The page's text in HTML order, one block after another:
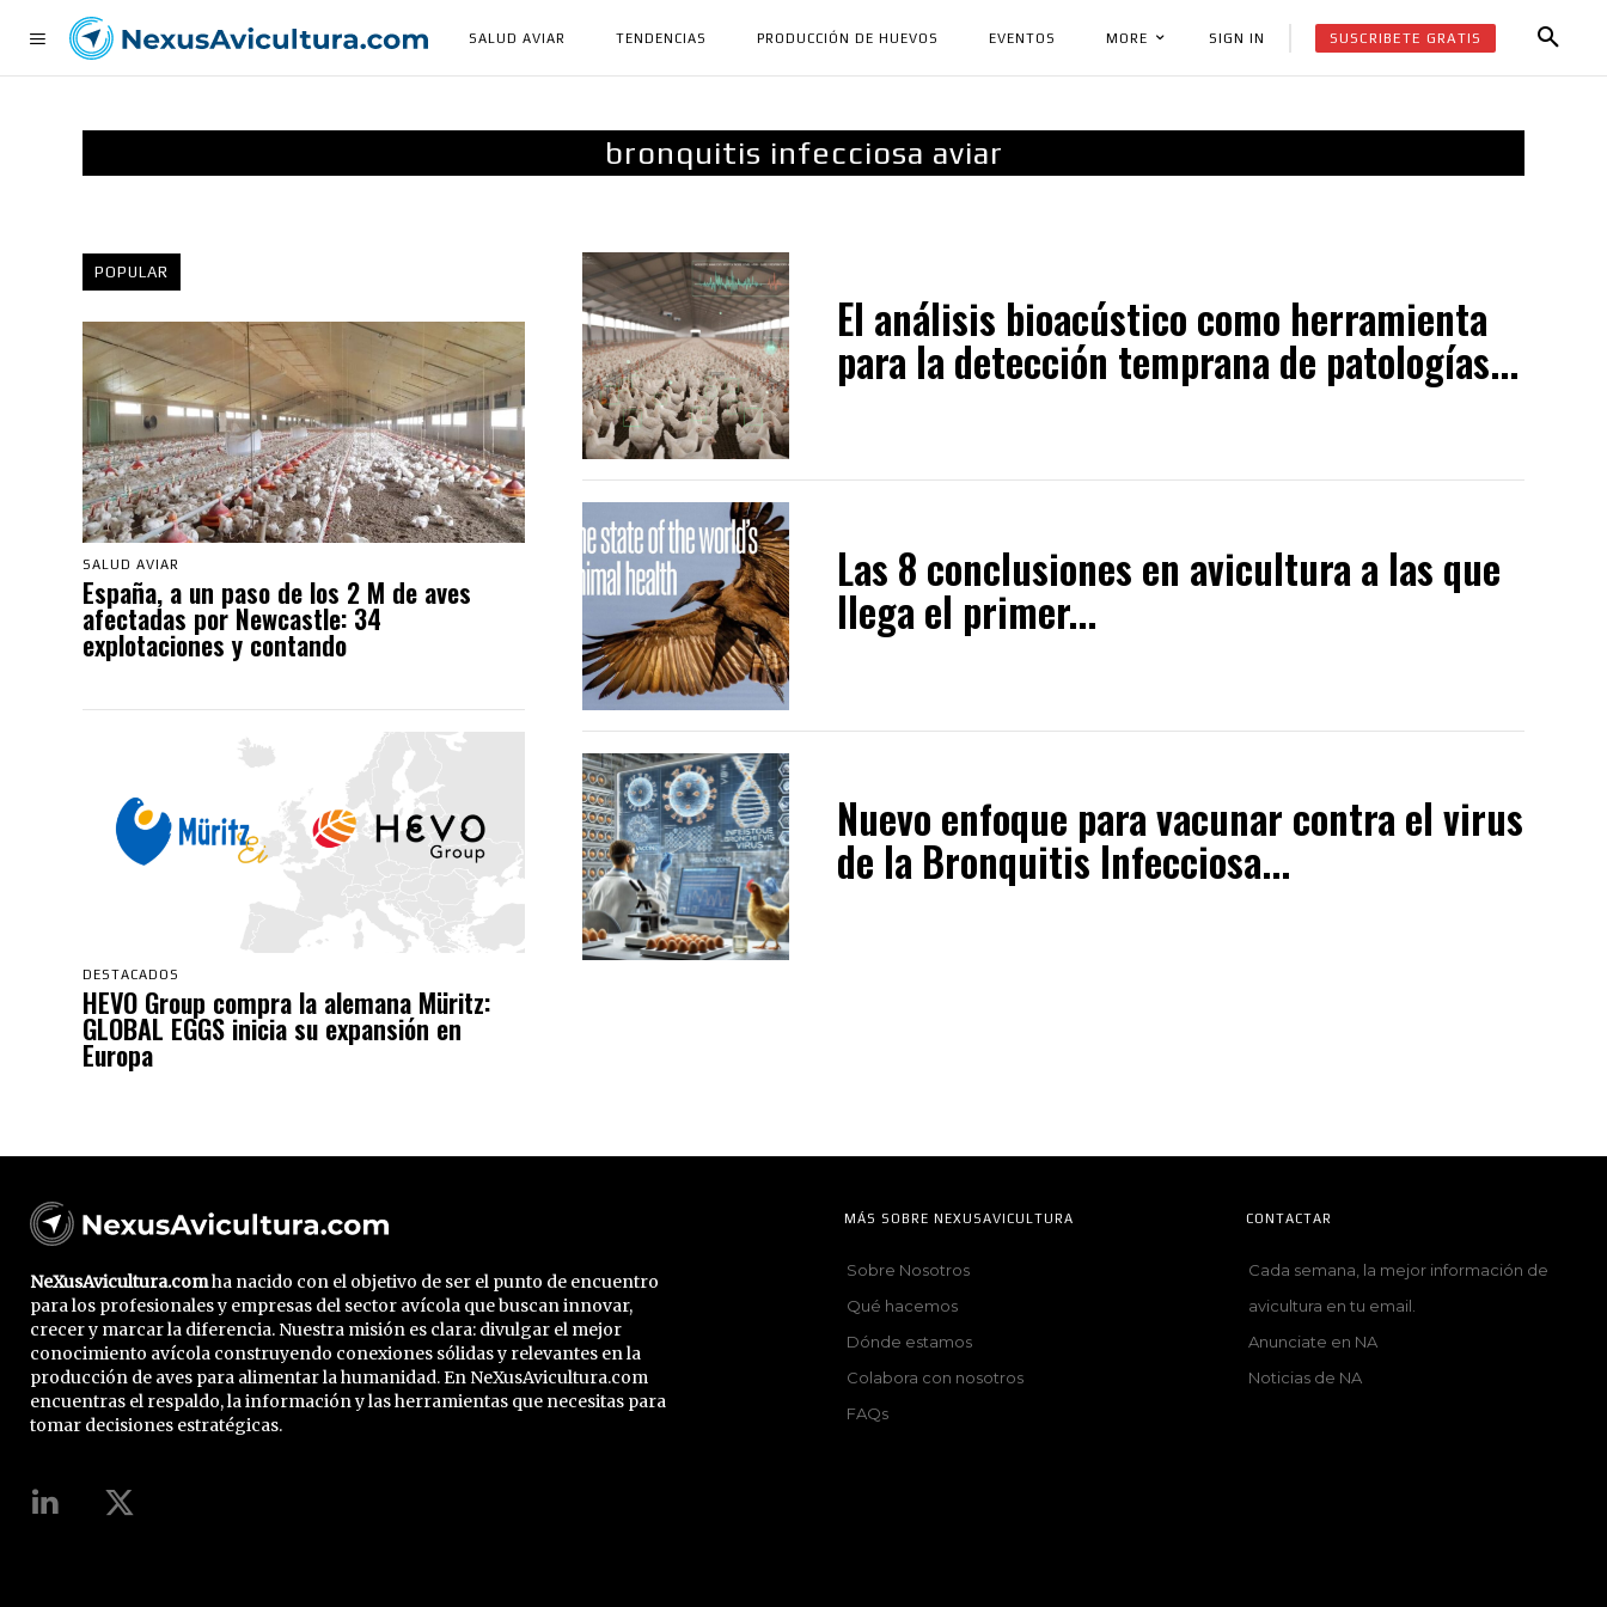
SALUD AVIAR TENDENCIAS PRODUCCIÓN DE HUEVOS EVENTOS MORE SIGN IN SUSCRIBETE GRATIS
bronquitis infecciosa aviar
POPULAR
SALUD AVIAR
España, a un paso de los 2 M de aves
afectadas por Newcastle: 34
explotaciones y contando
DESTACADOS
HEVO Group compra la alemana Müritz:
GLOBAL EGGS inicia su expansión en
Europa
El análisis bioacústico como herramienta
para la detección temprana de patologías...
Las 8 conclusiones en avicultura a las que
llega el primer...
Nuevo enfoque para vacunar contra el virus
de la Bronquitis Infecciosa...
NeXusAvicultura.comha nacido con el objetivo de ser el punto de encuentro
para los profesionales y empresas del sector avícola que buscan innovar,
crecer y marcar la diferencia. Nuestra misión es clara: divulgar el mejor
conocimiento avícola construyendo conexiones sólidas y relevantes en la
producción de aves para alimentar la humanidad. En NeXusAvicultura.com
encuentras el respaldo, la información y las herramientas que necesitas para
tomar decisiones estratégicas.
MÁS SOBRE NEXUSAVICULTURA
Sobre Nosotros
Qué hacemos
Dónde estamos
Colabora con nosotros
FAQs
CONTACTAR
Cada semana, la mejor información de
avicultura en tu email.
Anunciate en NA
Noticias de NA